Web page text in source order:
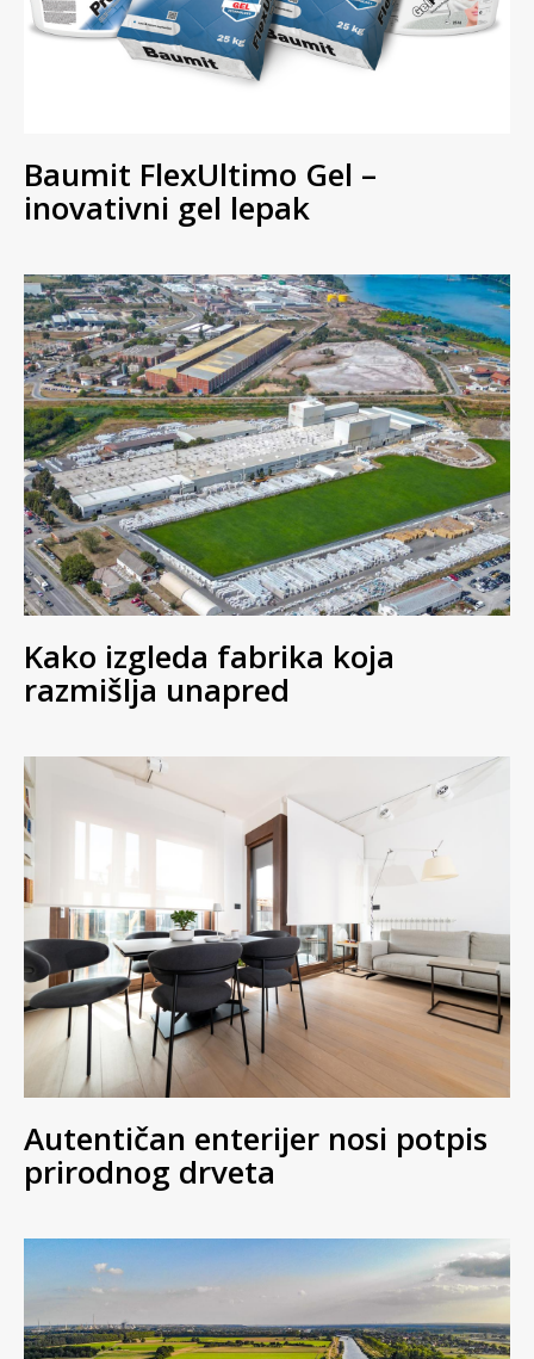
Baumit FlexUltimo Gel –
inovativni gel lepak
Kako izgleda fabrika koja
razmišlja unapred
Autentičan enterijer nosi potpis
prirodnog drveta